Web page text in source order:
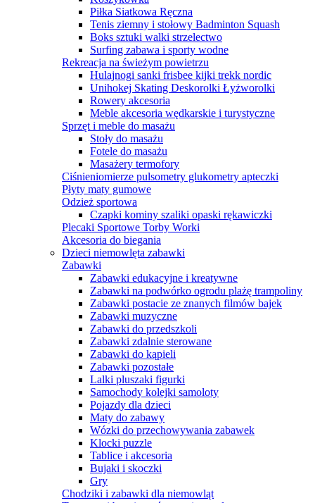
Piłka Siatkowa Ręczna
Tenis ziemny i stołowy Badminton Squash
Boks sztuki walki strzelectwo
Surfing zabawa i sporty wodne
Rekreacja na świeżym powietrzu
Hulajnogi sanki frisbee kijki trekk nordic
Unihokej Skating Deskorolki Łyżworolki
Rowery akcesoria
Meble akcesoria wędkarskie i turystyczne
Sprzęt i meble do masażu
Stoły do masażu
Fotele do masażu
Masażery termofory
Ciśnieniomierze pulsometry glukometry apteczki
Płyty maty gumowe
Odzież sportowa
Czapki kominy szaliki opaski rękawiczki
Plecaki Sportowe Torby Worki
Akcesoria do biegania
Dzieci niemowlęta zabawki
Zabawki
Zabawki edukacyjne i kreatywne
Zabawki na podwórko ogrodu plażę trampoliny
Zabawki postacie ze znanych filmów bajek
Zabawki muzyczne
Zabawki do przedszkoli
Zabawki zdalnie sterowane
Zabawki do kąpieli
Zabawki pozostałe
Lalki pluszaki figurki
Samochody kolejki samoloty
Pojazdy dla dzieci
Maty do zabawy
Wózki do przechowywania zabawek
Klocki puzzle
Tablice i akcesoria
Bujaki i skoczki
Gry
Chodziki i zabawki dla niemowląt